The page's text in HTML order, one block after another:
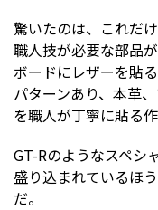
驚いたのは、これだ
職人技が必要な部品
ボードにレザーを貼
パターンあり、本革
を職人が丁寧に貼る
GT-Rのようなスペシ
盛り込まれているほ
だ。